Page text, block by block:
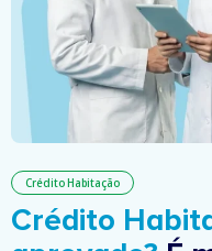
Crédito Habitação
Crédito